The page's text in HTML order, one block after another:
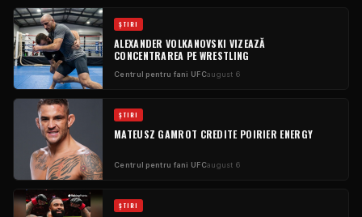
ŞTIRI
ALEXANDER VOLKANOVSKI VIZEAZĂ
CONCENTRAREA PE WRESTLING
Centrul pentru fani UFCaugust 6
ŞTIRI
MATEUSZ GAMROT CREDITE POIRIER ENERGY
Centrul pentru fani UFCaugust 6
ŞTIRI